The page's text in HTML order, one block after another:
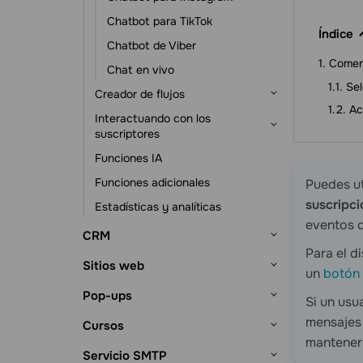
Automatización basada en eventos
Chatbot para TikTok
Chatbot de Viber
Chat en vivo
Creador de flujos
Disparadores de flujo
Elementos del Mensaje
Elemento Acción
Otros elementos
Interactuando con los
suscriptores
Suscriptores y sus datos
Herramientas de suscripción
Chats con suscriptores
Funciones IA
Funciones adicionales
Estadísticas y analíticas
CRM
Primeros pasos
Visualización de tratos
Configuración de canalizaciones
Contactos
Empresas
Tareas
Gestión de tareas
eCommerce
Sitios web
Primeros pasos
Pop-ups
Primeros pasos
Cursos
Primeros pasos
Servicio SMTP
Índice
Puedes
eventos
Para el
un botón
Si un